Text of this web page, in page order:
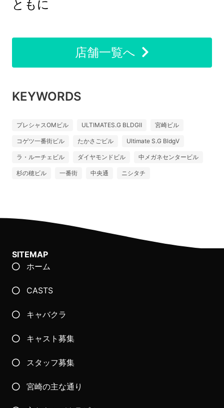
ともに
店舗一覧へ
KEYWORDS
プレシャスOMビル ULTIMATES.G BLDGⅡ 宮崎ビル
コゲツ一番街ビル たかさごビル Ultimate S.G BldgV
ラ・ルーチェビル ダイヤモンドビル 中メガネセンタービル
杉の穂ビル 一番街 中央通 ニシタチ
SITEMAP
ホーム
CASTS
キャバクラ
キャスト募集
スタッフ募集
宮崎の主な通り